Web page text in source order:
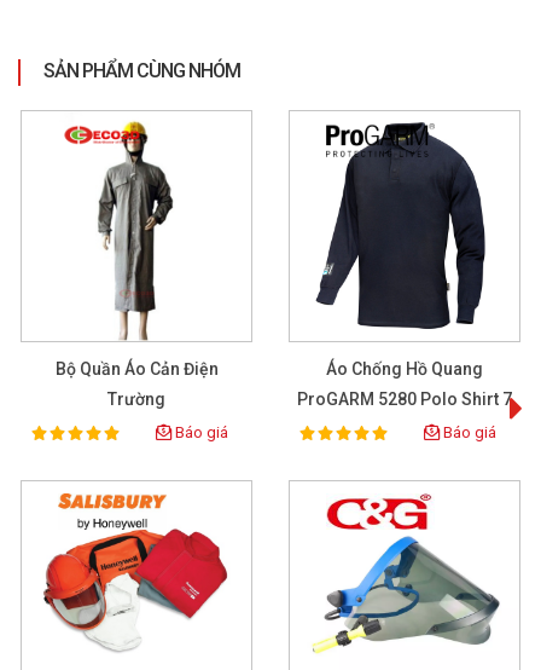
SẢN PHẨM CÙNG NHÓM
Bộ Quần Áo Cản Điện
Trường
Rating:
100% Báo giá
Áo Chống Hồ Quang
ProGARM 5280 Polo Shirt 7
Cal/cm2
Rating:
100% Báo giá